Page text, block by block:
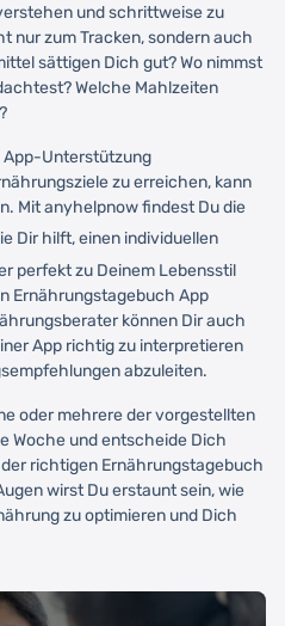
und schrittweise zu
nur zum Tracken, sondern auch
sättigen Dich gut? Wo nimmst
Welche Mahlzeiten
App-Unterstützung
zu erreichen, kann
Mit anyhelpnow findest Du die
Dir hilft, einen individuellen
perfekt zu Deinem Lebensstil
Ernährungstagebuch App
können Dir auch
App richtig zu interpretieren
abzuleiten.
oder mehrere der vorgestellten
Woche und entscheide Dich
richtigen Ernährungstagebuch
wirst Du erstaunt sein, wie
zu optimieren und Dich